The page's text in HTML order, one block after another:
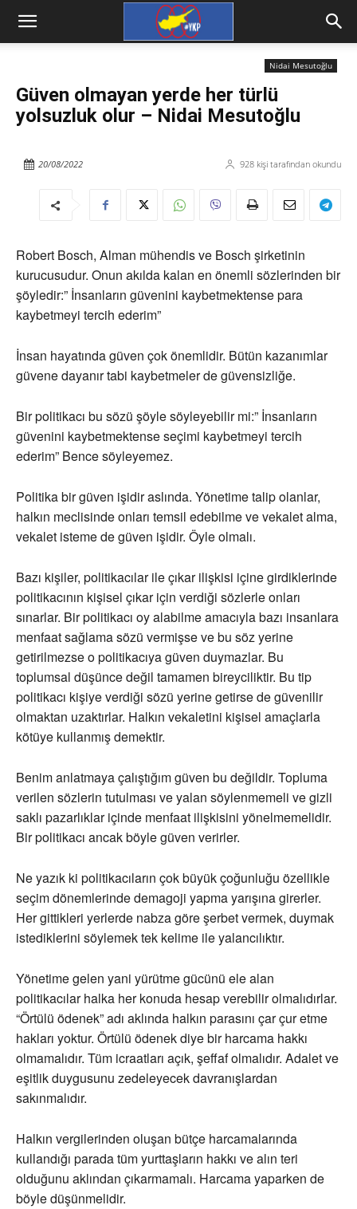
Nidai Mesutoğlu
Güven olmayan yerde her türlü
yolsuzluk olur – Nidai Mesutoğlu
928 kişi tarafından okundu
20/08/2022
Robert Bosch, Alman mühendis ve Bosch şirketinin
kurucusudur. Onun akılda kalan en önemli sözlerinden bir
şöyledir:” İnsanların güvenini kaybetmektense para
kaybetmeyi tercih ederim”
İnsan hayatında güven çok önemlidir. Bütün kazanımlar
güvene dayanır tabi kaybetmeler de güvensizliğe.
Bir politikacı bu sözü şöyle söyleyebilir mi:” İnsanların
güvenini kaybetmektense seçimi kaybetmeyi tercih
ederim” Bence söyleyemez.
Politika bir güven işidir aslında. Yönetime talip olanlar,
halkın meclisinde onları temsil edebilme ve vekalet alma,
vekalet isteme de güven işidir. Öyle olmalı.
Bazı kişiler, politikacılar ile çıkar ilişkisi içine girdiklerinde
politikacının kişisel çıkar için verdiği sözlerle onları
sınarlar. Bir politikacı oy alabilme amacıyla bazı insanlara
menfaat sağlama sözü vermişse ve bu söz yerine
getirilmezse o politikacıya güven duymazlar. Bu
toplumsal düşünce değil tamamen bireyciliktir. Bu tip
politikacı kişiye verdiği sözü yerine getirse de güvenilir
olmaktan uzaktırlar. Halkın vekaletini kişisel amaçlarla
kötüye kullanmış demektir.
Benim anlatmaya çalıştığım güven bu değildir. Topluma
verilen sözlerin tutulması ve yalan söylenmemeli ve gizli
saklı pazarlıklar içinde menfaat ilişkisini yönelmemelidir.
Bir politikacı ancak böyle güven verirler.
Ne yazık ki politikacıların çok büyük çoğunluğu özellikle
seçim dönemlerinde demagoji yapma yarışına girerler.
Her gittikleri yerlerde nabza göre şerbet vermek, duymak
istediklerini söylemek tek kelime ile yalancılıktır.
Yönetime gelen yani yürütme gücünü ele alan
politikacılar halka her konuda hesap verebilir olmalıdırlar.
“Örtülü ödenek” adı aklında halkın parasını çar çur etme
hakları yoktur. Örtülü ödenek diye bir harcama hakkı
olmamalıdır. Tüm icraatları açık, şeffaf olmalıdır. Adalet ve
eşitlik duygusunu zedeleyecek davranışlardan
sakınmalıdır.
Halkın vergilerinden oluşan bütçe harcamalarında
kullandığı parada tüm yurttaşların hakkı ve alın teri
olduğunu aklından çıkarmamalı. Harcama yaparken de
böyle düşünmelidir.